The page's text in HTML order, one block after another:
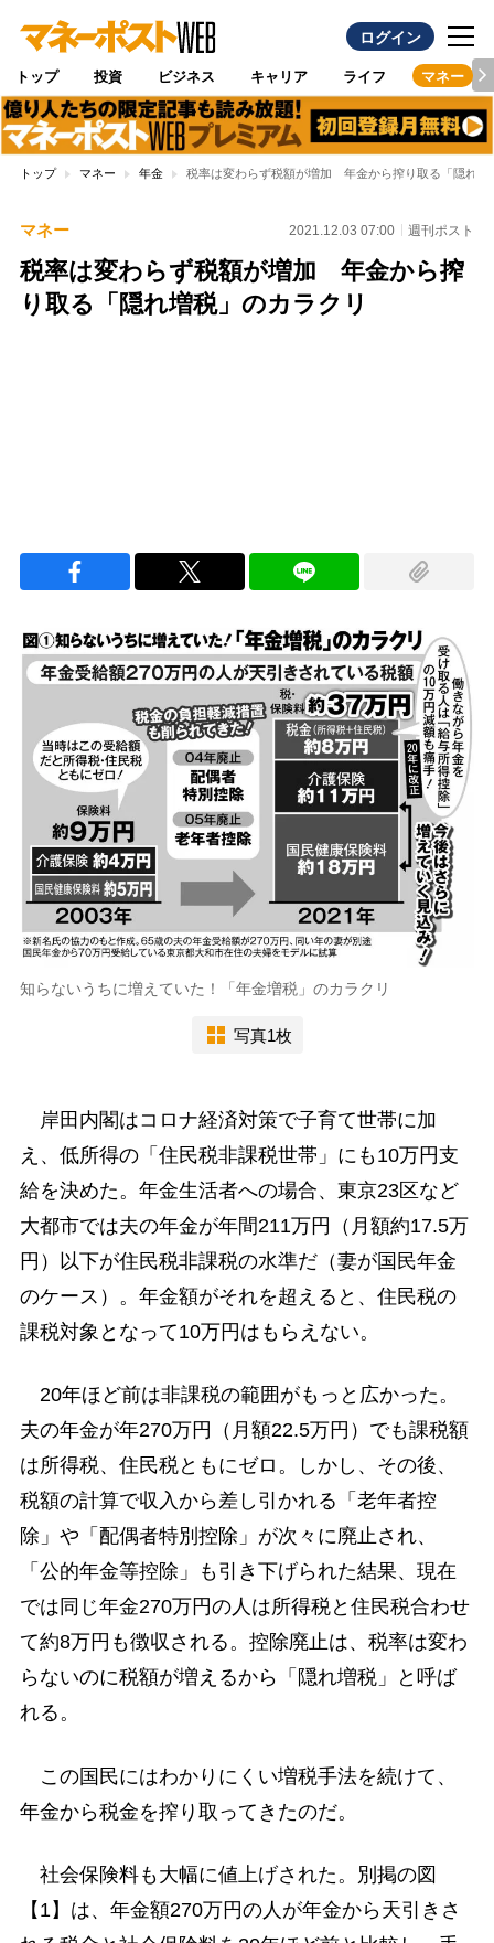
ログイン
トップ 投資 ビジネス キャリア ライフ マネー
トップ マネー 年金 税率は変わらず税額が増加 年金から搾り取る「隠れ増
マネー 2021.12.03 07:00 週刊ポスト
税率は変わらず税額が増加 年金から搾
り取る「隠れ増税」のカラクリ
知らないうちに増えていた！「年金増税」のカラクリ
写真1枚
岸田内閣はコロナ経済対策で子育て世帯に加
え、低所得の「住民税非課税世帯」にも10万円支
給を決めた。年金生活者への場合、東京23区など
大都市では夫の年金が年間211万円（月額約17.5万
円）以下が住民税非課税の水準だ（妻が国民年金
のケース）。年金額がそれを超えると、住民税の
課税対象となって10万円はもらえない。
20年ほど前は非課税の範囲がもっと広かった。
夫の年金が年270万円（月額22.5万円）でも課税額
は所得税、住民税ともにゼロ。しかし、その後、
税額の計算で収入から差し引かれる「老年者控
除」や「配偶者特別控除」が次々に廃止され、
「公的年金等控除」も引き下げられた結果、現在
では同じ年金270万円の人は所得税と住民税合わせ
て約8万円も徴収される。控除廃止は、税率は変わ
らないのに税額が増えるから「隠れ増税」と呼ば
れる。
この国民にはわかりにくい増税手法を続けて、
年金から税金を搾り取ってきたのだ。
社会保険料も大幅に値上げされた。別掲の図
【1】は、年金額270万円の人が年金から天引きさ